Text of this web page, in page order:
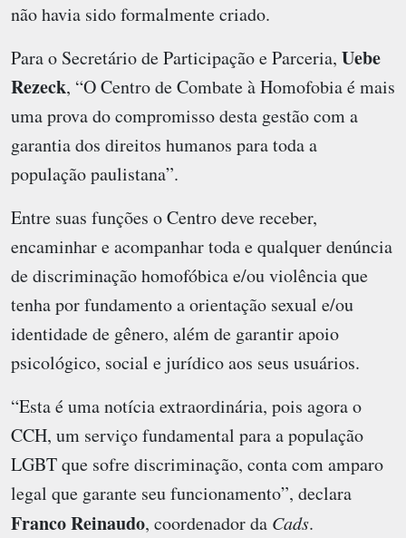
não havia sido formalmente criado.
Para o Secretário de Participação e Parceria, Uebe
Rezeck, “O Centro de Combate à Homofobia é mais
uma prova do compromisso desta gestão com a
garantia dos direitos humanos para toda a
população paulistana”.
Entre suas funções o Centro deve receber,
encaminhar e acompanhar toda e qualquer denúncia
de discriminação homofóbica e/ou violência que
tenha por fundamento a orientação sexual e/ou
identidade de gênero, além de garantir apoio
psicológico, social e jurídico aos seus usuários.
“Esta é uma notícia extraordinária, pois agora o
CCH, um serviço fundamental para a população
LGBT que sofre discriminação, conta com amparo
legal que garante seu funcionamento”, declara
Franco Reinaudo, coordenador da Cads.